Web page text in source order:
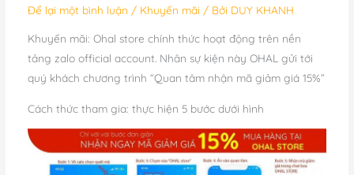
Để lại một bình luận / Khuyến mãi / Bởi DUY KHANH
Khuyến mãi: Ohal store chính thức hoạt động trên nền
tảng zalo official account. Nhân sự kiện này OHAL gửi tới
quý khách chương trình “Quan tâm nhận mã giảm giá 15%”
Cách thức tham gia: thực hiện 5 bước dưới hình